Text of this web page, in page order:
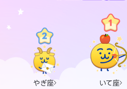
やぎ座 いて座